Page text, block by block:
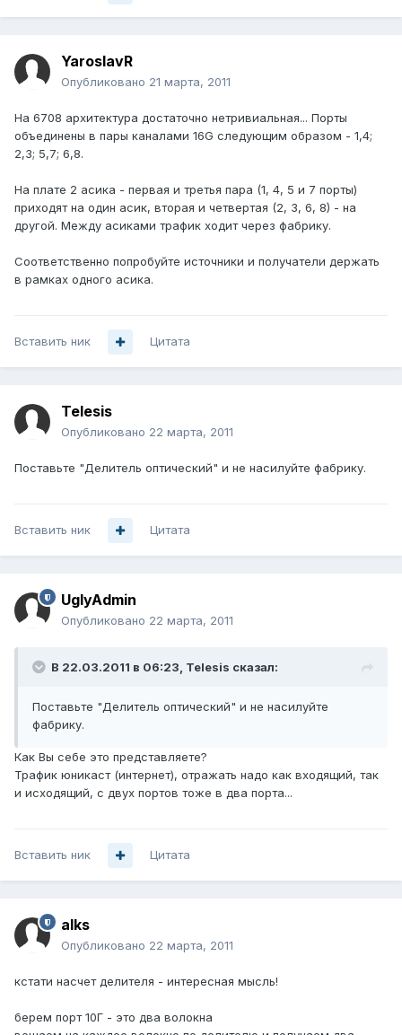
YaroslavR
Опубликовано 21 марта, 2011
На 6708 архитектура достаточно нетривиальная... Порты
объединены в пары каналами 16G следующим образом - 1,4;
2,3; 5,7; 6,8.
На плате 2 асика - первая и третья пара (1, 4, 5 и 7 порты)
приходят на один асик, вторая и четвертая (2, 3, 6, 8) - на
другой. Между асиками трафик ходит через фабрику.
Соответственно попробуйте источники и получатели держать
в рамках одного асика.
Вставить ник Цитата
Telesis
Опубликовано 22 марта, 2011
Поставьте "Делитель оптический" и не насилуйте фабрику.
Вставить ник Цитата
UglyAdmin
Опубликовано 22 марта, 2011
В 22.03.2011 в 06:23, Telesis сказал:
Поставьте "Делитель оптический" и не насилуйте
фабрику.
Как Вы себе это представляете?
Трафик юникаст (интернет), отражать надо как входящий, так
и исходящий, с двух портов тоже в два порта...
Вставить ник Цитата
alks
Опубликовано 22 марта, 2011
кстати насчет делителя - интересная мысль!
берем порт 10Г - это два волокна